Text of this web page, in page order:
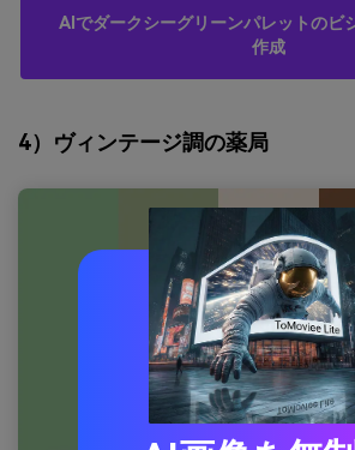
AIでダークシーグリーンパレットのビ
作成
4）ヴィンテージ調の薬局